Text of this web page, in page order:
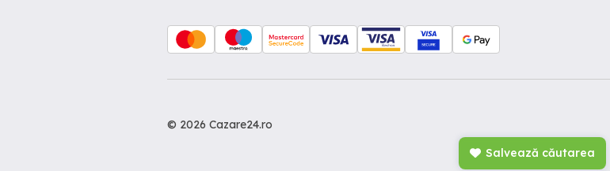
Salvează căutarea
© 2026 Cazare24.ro